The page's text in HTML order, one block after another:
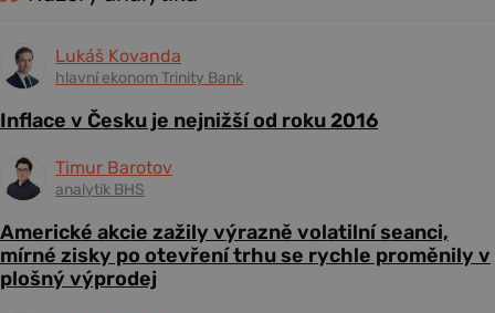
Lukáš Kovanda
hlavní ekonom Trinity Bank
Inflace v Česku je nejnižší od roku 2016
Timur Barotov
analytik BHS
Americké akcie zažily výrazně volatilní seanci,
mírné zisky po otevření trhu se rychle proměnily v
plošný výprodej